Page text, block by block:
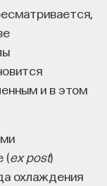
и в этом
(ex post)
охлаждения